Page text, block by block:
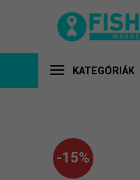
KATEGÓRIÁK
-15%